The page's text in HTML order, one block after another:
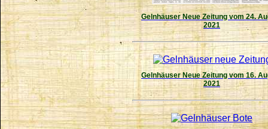
Gelnhäuser Neue Zeitung vom 24.
2021
Gelnhäuser Neue Zeitung vom 16.
2021